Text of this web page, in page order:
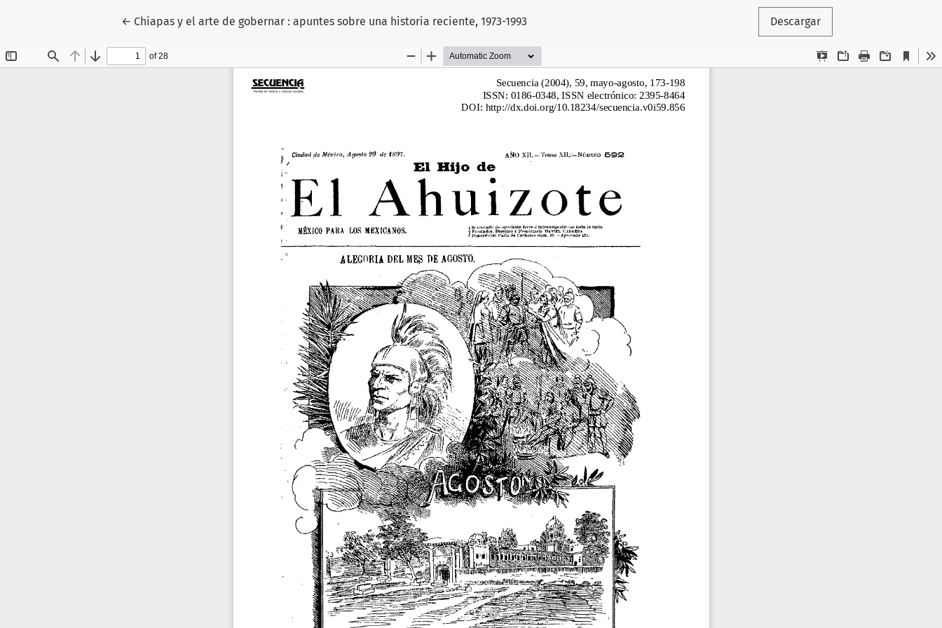
← Volver a los detalles del artículo
Chiapas y el arte de gobernar : apuntes sobre una historia reciente, 1973-1993 Descargar